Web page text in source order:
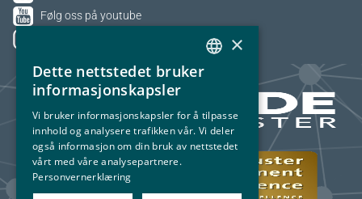
Følg oss på youtube
NORWEGIAN
×
Dette nettstedet bruker
informasjonskapsler
Vi bruker informasjonskapsler for å tilpasse
innhold og analysere trafikken vår. Vi deler
også informasjon om din bruk av nettstedet
vårt med våre analysepartnere.
Personvernerklæring